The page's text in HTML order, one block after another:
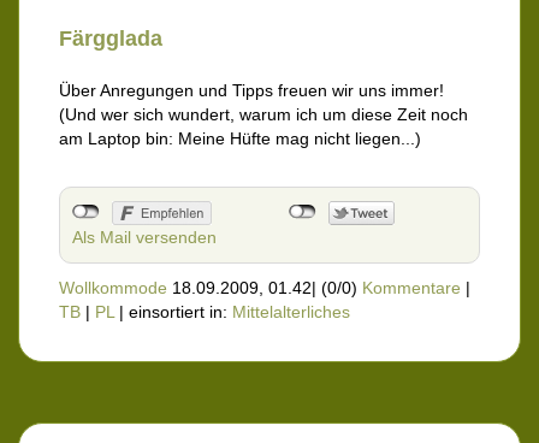
Färgglada
Über Anregungen und Tipps freuen wir uns immer!
(Und wer sich wundert, warum ich um diese Zeit noch
am Laptop bin: Meine Hüfte mag nicht liegen...)
Als Mail versenden
Wollkommode 18.09.2009, 01.42| (0/0) Kommentare |
TB | PL | einsortiert in: Mittelalterliches